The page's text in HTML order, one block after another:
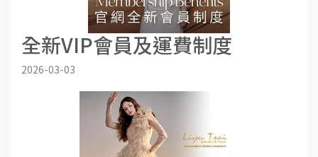
全新VIP會員及運費制度
2026-03-03